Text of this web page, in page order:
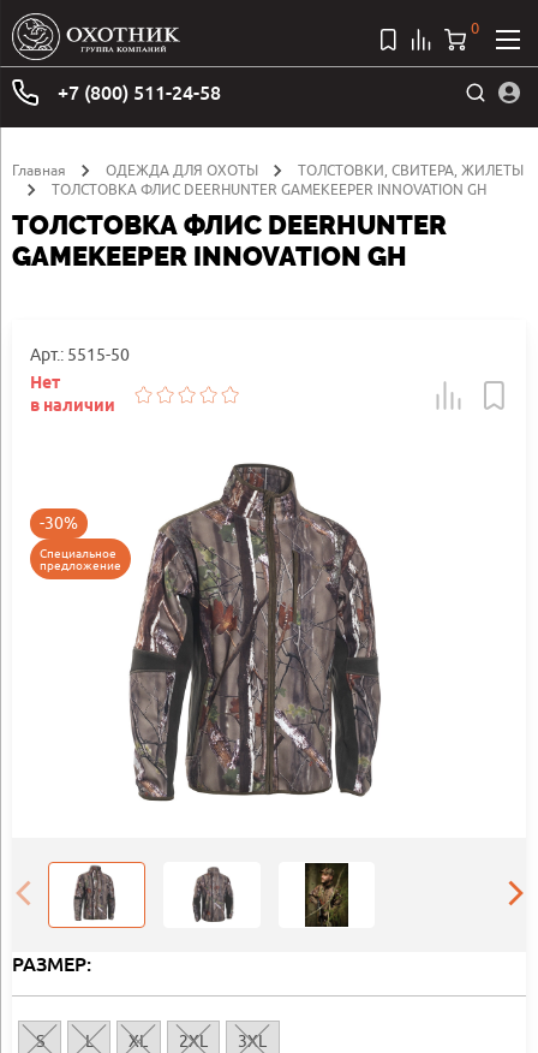
+7 (800) 511-24-58
0
Главная ОДЕЖДА ДЛЯ ОХОТЫ
ТОЛСТОВКИ, СВИТЕРА, ЖИЛЕТЫ
ТОЛСТОВКА ФЛИС DEERHUNTER GAMEKEEPER INNOVATION GH
ТОЛСТОВКА ФЛИС DEERHUNTER
GAMEKEEPER INNOVATION GH
Арт.: 5515-50
Нет
в наличии
-30%
Специальное
предложение
РАЗМЕР:
S L XL 2XL 3XL